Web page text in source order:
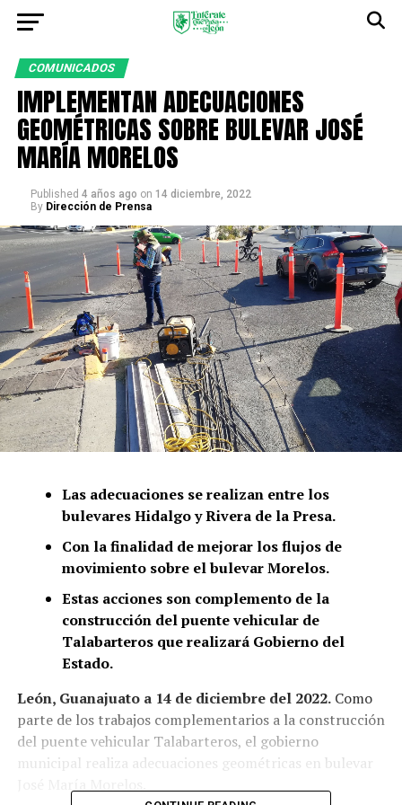
COMUNICADOS
IMPLEMENTAN ADECUACIONES
GEOMÉTRICAS SOBRE BULEVAR JOSÉ
MARÍA MORELOS
Published 4 años ago on 14 diciembre, 2022
By Dirección de Prensa
Las adecuaciones se realizan entre los
bulevares Hidalgo y Rivera de la Presa.
Con la finalidad de mejorar los flujos de
movimiento sobre el bulevar Morelos.
Estas acciones son complemento de la
construcción del puente vehicular de
Talabarteros que realizará Gobierno del
Estado.
León, Guanajuato a 14 de diciembre del 2022.Como
parte de los trabajos complementarios a la construcción
del puente vehicular Talabarteros, el gobierno
municipal realiza adecuaciones geométricas en bulevar